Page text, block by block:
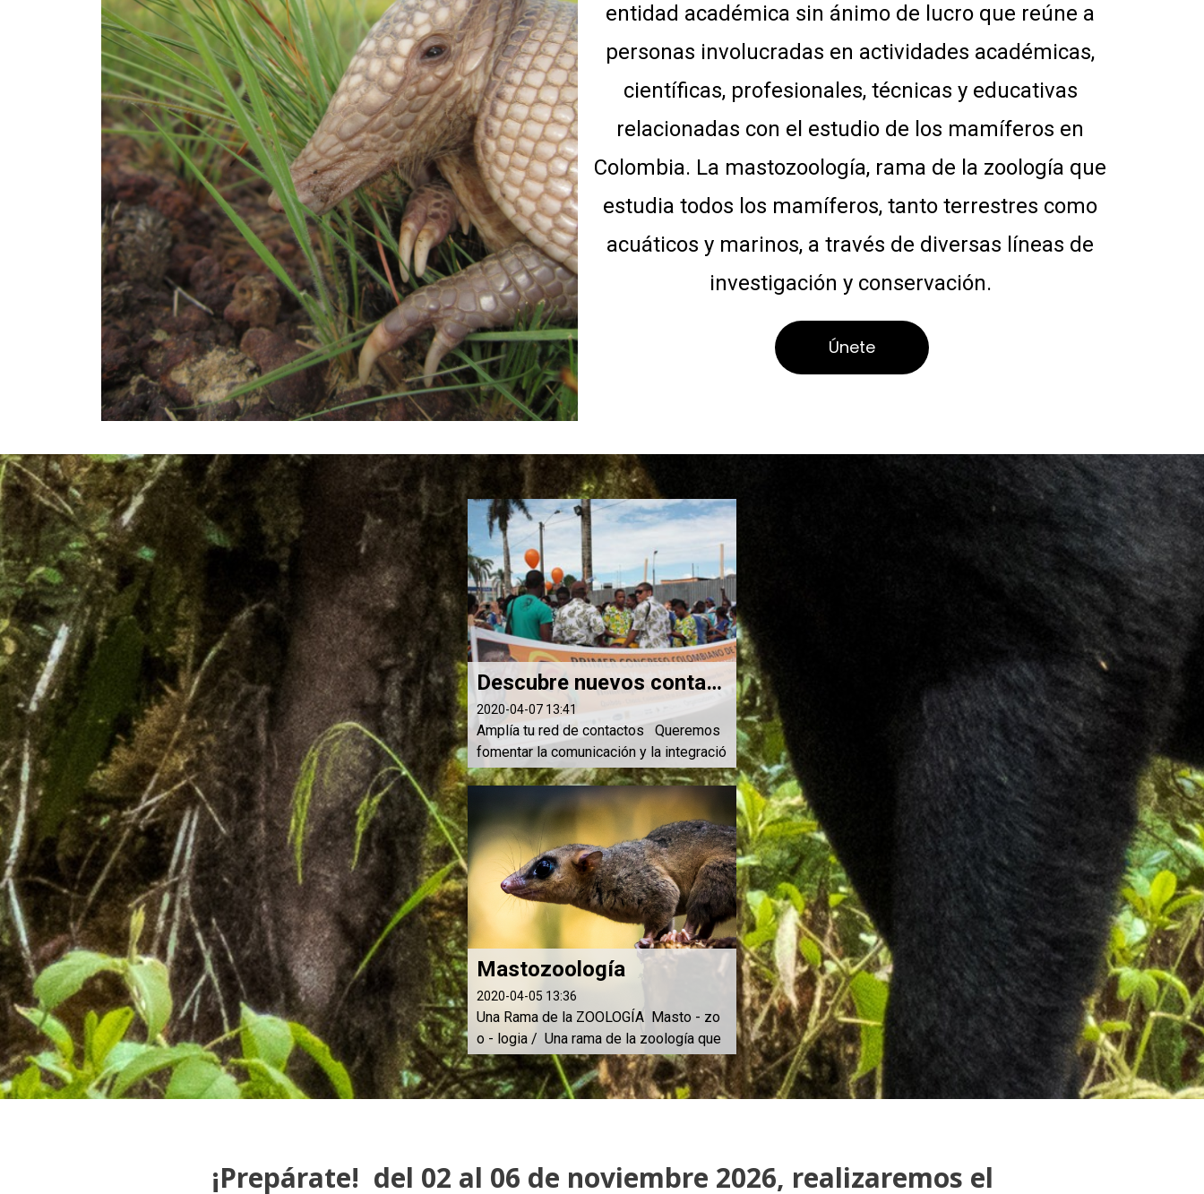
entidad académica sin ánimo de lucro que reúne a
personas involucradas en actividades académicas,
científicas, profesionales, técnicas y educativas
relacionadas con el estudio de los mamíferos en
Colombia. La mastozoología, rama de la zoología que
estudia todos los mamíferos, tanto terrestres como
acuáticos y marinos, a través de diversas líneas de
investigación y conservación.
Únete
Descubre nuevos contactos
2020-04-07 13:41
Amplía tu red de contactos Queremos
fomentar la comunicación y la integració
n entre los interesados en el estudio
y conservación de los mamíferos. Fo
mentar la comunicación y la integració...
Mastozoología
2020-04-05 13:36
Una Rama de la ZOOLOGÍA Masto - zo
o - logia / Una rama de la zoología que
estudia a los mamiferos. Conviértete
en Mastozoólogo. La persona que tiene
el mejor trabajo del mundo!
¡Prepárate! del 02 al 06 de noviembre 2026, realizaremos el